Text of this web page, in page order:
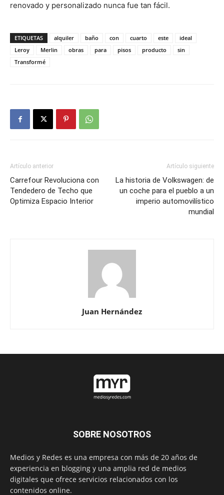
renovado y personalizado nunca fue tan fácil.
ETIQUETAS alquiler baño con cuarto este
ideal
Leroy
Merlin obras para pisos producto
sin
Transformé
Artículo anterior
Carrefour Revoluciona con
Tendedero de Techo que
Optimiza Espacio Interior
Artículo siguiente
La historia de Volkswagen: de
un coche para el pueblo a un
imperio automovilístico
mundial
Juan Hernández
SOBRE NOSOTROS
Medios y Redes es una empresa con más de 20 años de
experiencia en blogging y una amplia red de medios
digitales que ofrece servicios relacionados con los
contenidos online.